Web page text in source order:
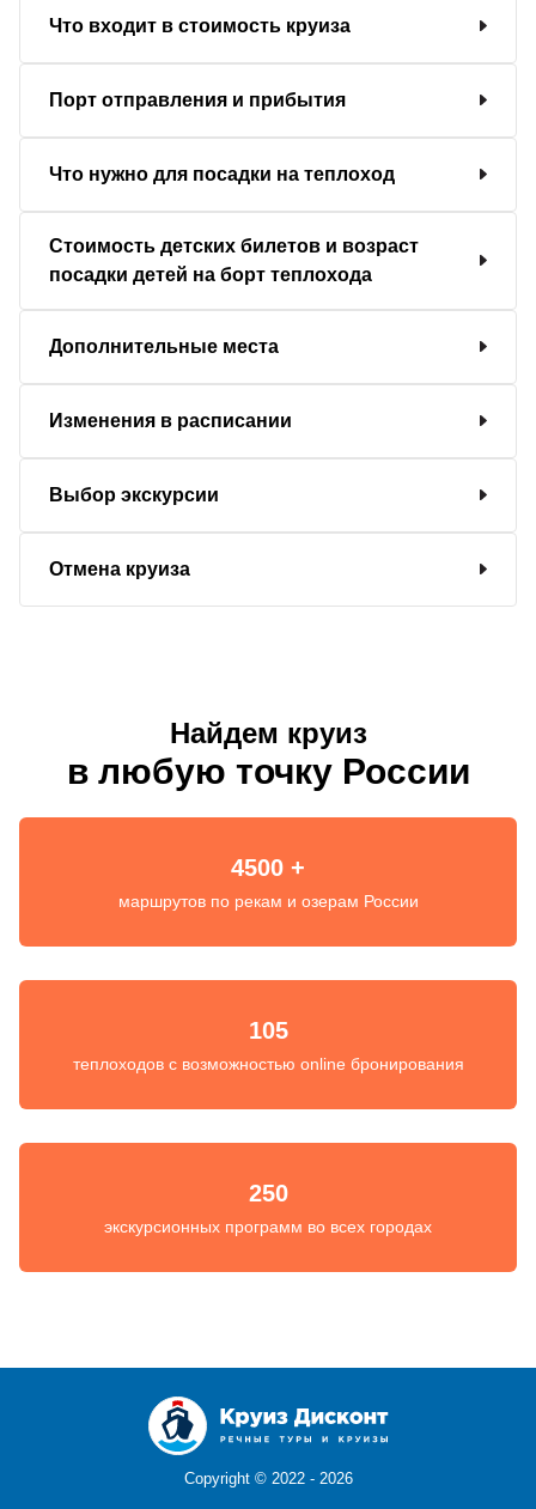
Что входит в стоимость круиза
Порт отправления и прибытия
Что нужно для посадки на теплоход
Стоимость детских билетов и возраст
посадки детей на борт теплохода
Дополнительные места
Изменения в расписании
Выбор экскурсии
Отмена круиза
Найдем круиз
в любую точку России
4500 +
маршрутов по рекам и озерам России
105
теплоходов с возможностью online бронирования
250
экскурсионных программ во всех городах
Copyright © 2022 - 2026